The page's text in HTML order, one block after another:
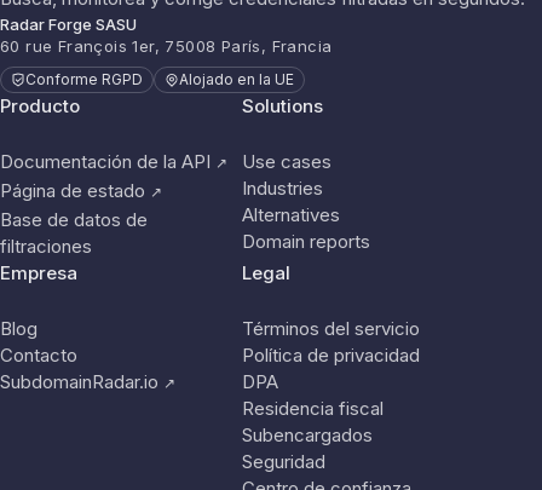
Radar Forge SASU
60 rue François 1er, 75008 París, Francia
Conforme RGPD Alojado en la UE
Producto
Documentación de la API ↗
Página de estado ↗
Base de datos de
filtraciones
Solutions
Use cases
Industries
Alternatives
Domain reports
Empresa
Blog
Contacto
SubdomainRadar.io ↗
Legal
Términos del servicio
Política de privacidad
DPA
Residencia fiscal
Subencargados
Seguridad